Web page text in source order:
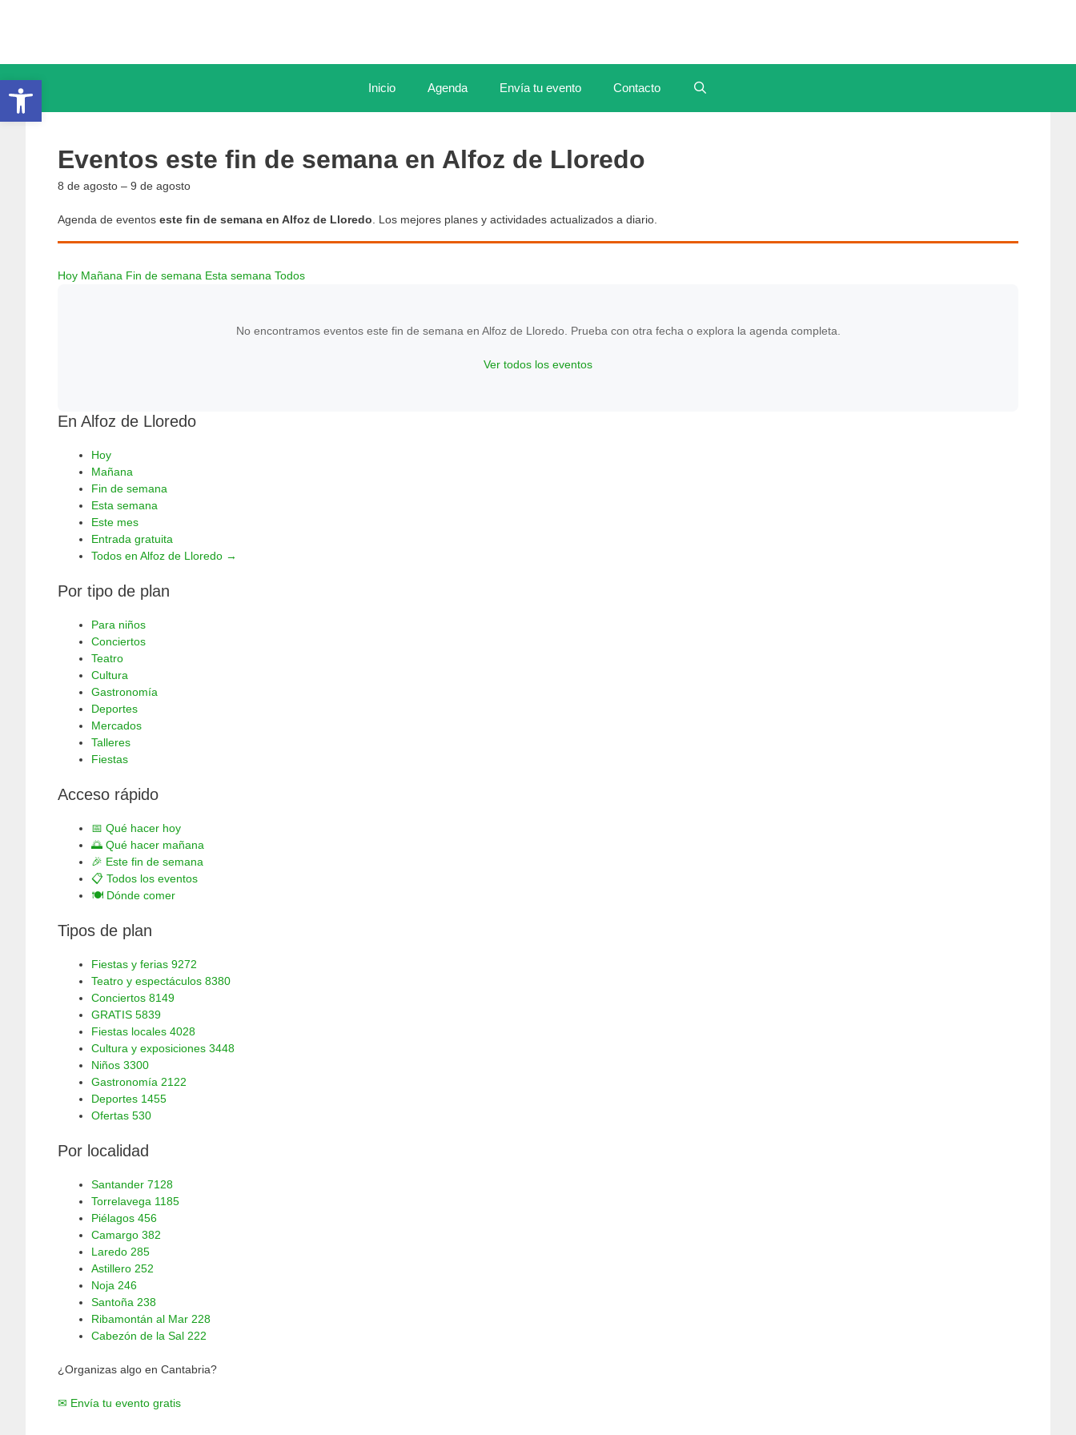
Abrir barra de herramientas Inicio Agenda Envía tu evento Contacto
Eventos este fin de semana en Alfoz de Lloredo
8 de agosto – 9 de agosto
Agenda de eventos este fin de semana en Alfoz de Lloredo . Los mejores planes y actividades actualizados a diario.
Hoy Mañana Fin de semana Esta semana Todos
No encontramos eventos este fin de semana en Alfoz de Lloredo. Prueba con otra fecha o explora la agenda completa.
Ver todos los eventos
En Alfoz de Lloredo
Hoy
Mañana
Fin de semana
Esta semana
Este mes
Entrada gratuita
Todos en Alfoz de Lloredo →
Por tipo de plan
Para niños
Conciertos
Teatro
Cultura
Gastronomía
Deportes
Mercados
Talleres
Fiestas
Acceso rápido
📅 Qué hacer hoy
🌅 Qué hacer mañana
🎉 Este fin de semana
📋 Todos los eventos
🍽️ Dónde comer
Tipos de plan
Fiestas y ferias 9272
Teatro y espectáculos 8380
Conciertos 8149
GRATIS 5839
Fiestas locales 4028
Cultura y exposiciones 3448
Niños 3300
Gastronomía 2122
Deportes 1455
Ofertas 530
Por localidad
Santander 7128
Torrelavega 1185
Piélagos 456
Camargo 382
Laredo 285
Astillero 252
Noja 246
Santoña 238
Ribamontán al Mar 228
Cabezón de la Sal 222
¿Organizas algo en Cantabria?
✉ Envía tu evento gratis